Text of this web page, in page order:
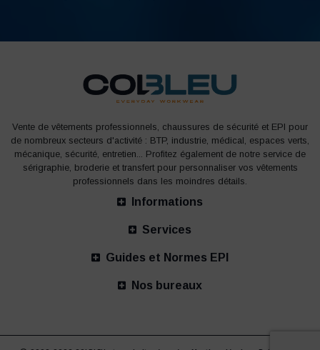
Vente de vêtements professionnels, chaussures de sécurité et EPI pour
de nombreux secteurs d'activité : BTP, industrie, médical, espaces verts,
mécanique, sécurité, entretien... Profitez également de notre service de
sérigraphie, broderie et transfert pour personnaliser vos vêtements
professionnels dans les moindres détails.
Informations
Services
Guides et Normes EPI
Nos bureaux